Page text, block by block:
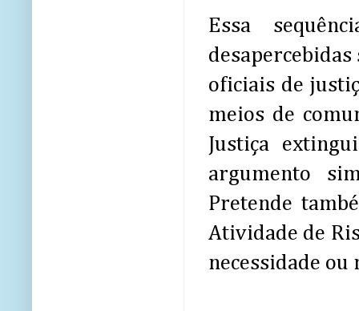
Essa
oficiais de
meios de
Justiça
argumento
Pretende
Atividade de
necessidade ou